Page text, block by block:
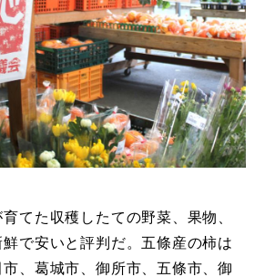
てた収穫したての野菜、果物、
で安いと評判だ。五條産の柿は
、葛城市、御所市、五條市、御